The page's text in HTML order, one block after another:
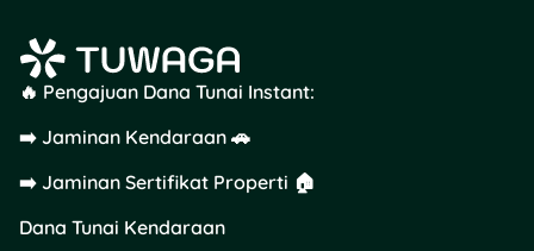
🔥 Pengajuan Dana Tunai Instant:
➡️ Jaminan Kendaraan 🚗
➡️ Jaminan Sertifikat Properti 🏠
Dana Tunai Kendaraan